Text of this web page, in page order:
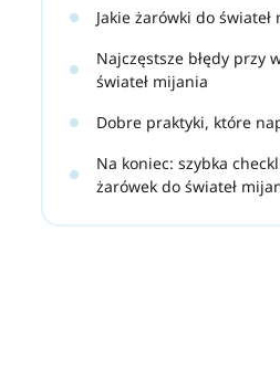
Jakie żarówki do
Najczęstsze błędy przy
świateł mijania
Dobre praktyki, które
Na koniec: szybka
żarówek do świateł